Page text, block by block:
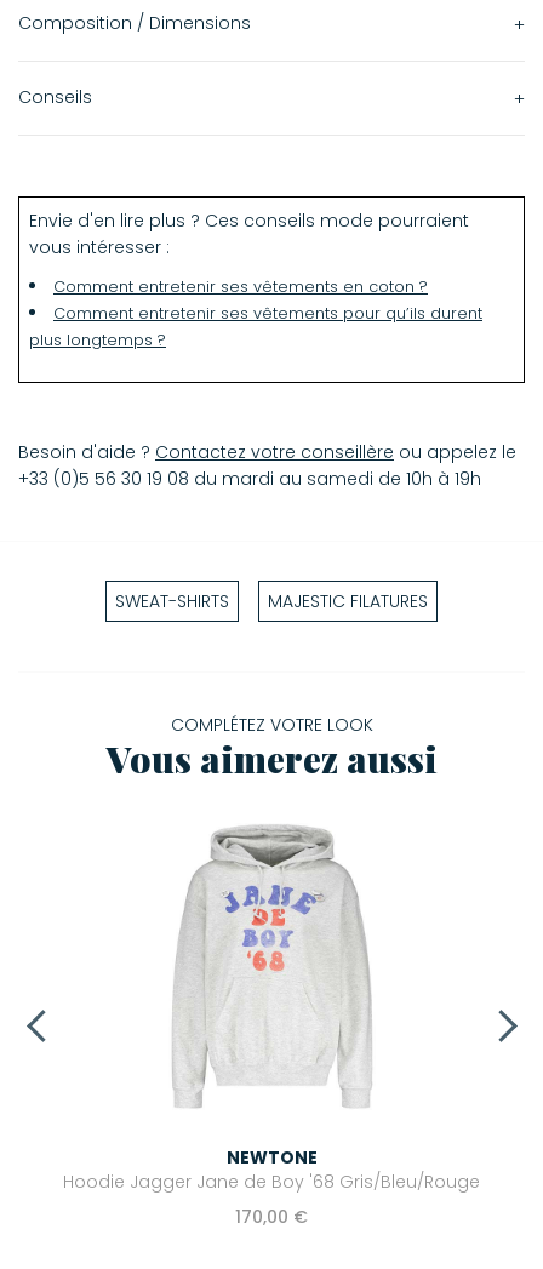
Composition / Dimensions
98% coton bio
Conseils
Envie d'en lire plus ? Ces conseils mode pourraient
vous intéresser :
Comment entretenir ses vêtements en coton ?
Comment entretenir ses vêtements pour qu’ils durent
plus longtemps ?
Besoin d'aide ? Contactez votre conseillère ou appelez le
+33 (0)5 56 30 19 08 du mardi au samedi de 10h à 19h
SWEAT-SHIRTS MAJESTIC FILATURES
COMPLÉTEZ VOTRE LOOK
Vous aimerez aussi
NEWTONE
Hoodie Jagger Jane de Boy '68 Gris/Bleu/Rouge
170,00 €